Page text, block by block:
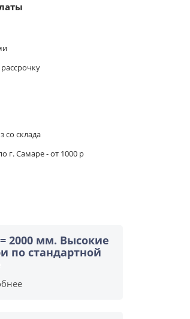
со склада
г. Самаре - от 1000 р
2000 мм. Высокие
по стандартной